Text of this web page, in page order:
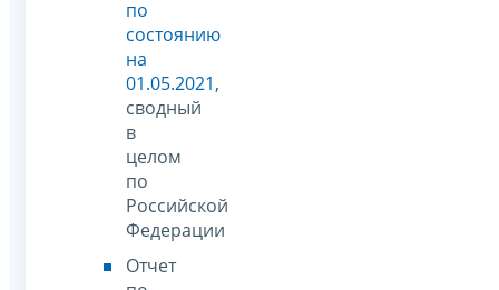
по
состоянию
на
01.05.2021,
сводный
в
целом
по
Российской
Федерации
Отчет